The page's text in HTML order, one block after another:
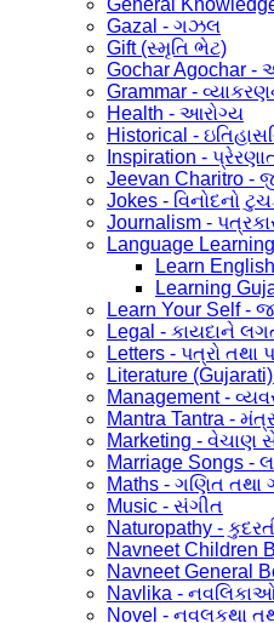
Gazal - ગઝલ
Gift (સ્મૃતિ ભેટ)
Gochar Agochar -
Grammar -
Health - આરોગ્ય
Historical -
Inspiration -
Jeevan Charitro -
Jokes - વિનોદનો
Journalism -
Language Learning
Learn English
Learning
Learn Your Self -
Legal - કાયદાને
Letters - પત્રો તથા
Literature
Management -
Mantra Tantra -
Marketing - વેચાણ
Marriage Songs -
Maths - ગણિત તથા
Music - સંગીત
Naturopathy -
Navneet Children
Navneet General
Navlika -
Novel - નવલકથા